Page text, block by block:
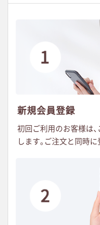
新規会員登録
初回ご利用のお客様は、
します。 ご注文と同時に